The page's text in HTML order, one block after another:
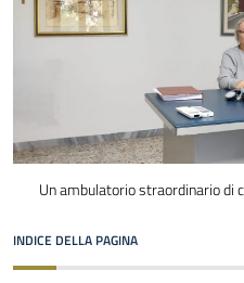
Un ambulatorio straordinario di
INDICE DELLA PAGINA